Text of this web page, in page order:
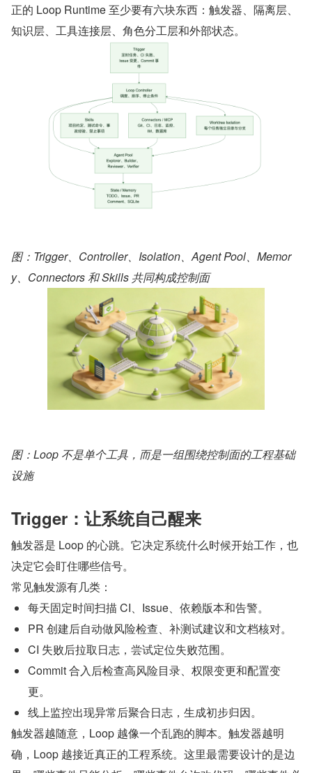
正的 Loop Runtime 至少要有六块东西：触发器、隔离层、
知识层、工具连接层、角色分工层和外部状态。
图：Trigger、Controller、Isolation、Agent Pool、Memor
y、Connectors 和 Skills 共同构成控制面
图：Loop 不是单个工具，而是一组围绕控制面的工程基础
设施
Trigger：让系统自己醒来
触发器是 Loop 的心跳。它决定系统什么时候开始工作，也
决定它会盯住哪些信号。
常见触发源有几类：
每天固定时间扫描 CI、Issue、依赖版本和告警。
PR 创建后自动做风险检查、补测试建议和文档核对。
CI 失败后拉取日志，尝试定位失败范围。
Commit 合入后检查高风险目录、权限变更和配置变
更。
线上监控出现异常后聚合日志，生成初步归因。
触发器越随意，Loop 越像一个乱跑的脚本。触发器越明
确，Loop 越接近真正的工程系统。这里最需要设计的是边